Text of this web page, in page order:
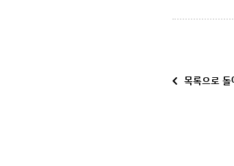
목록으로 돌